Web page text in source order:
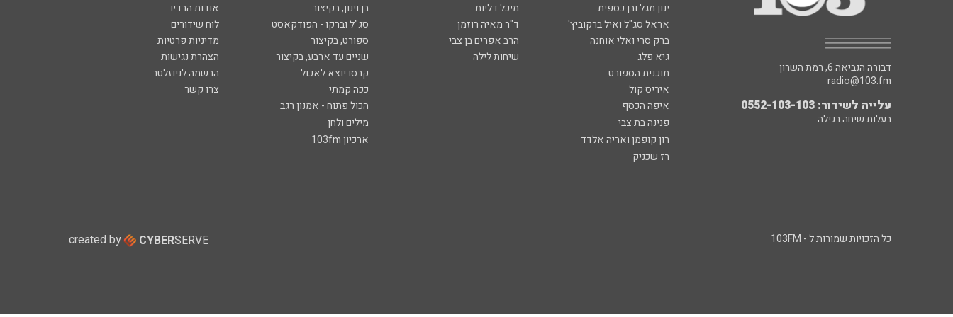
ינון מגל ובן כספית
מיכל דליות בן וינון, בקיצור
אודות הרדיו
אראל סג"ל ואיל ברקוביץ'
ד"ר מאיה רוזמן סג"ל וברקו - הפודקאסט
לוח שידורים
ברק סרי ואלי אוחנה
הרב אפרים בן צבי ספורט, בקיצור
מדיניות פרטיות
גיא פלג
שיחות לילה שניים עד ארבע, בקיצור
הצהרת נגישות
תוכנית הספורט
קרסו יוצא לאכול
הרשמה לניוזלטר
איריס קול
ככה קמתי
צרו קשר
איפה הכסף
הכול פתוח - אמנון רגב
פנינה בת צבי
מילים ולחן
רון קופמן ואריה אלדד
ארכיון 103fm
רז שכניק
דבורה הנביאה 6, רמת השרון
radio@103.fm
עלייה לשידור: 0552-103-103
בעלות שיחה רגילה
כל הזכויות שמורות ל - 103FM created by CYBERSERVE